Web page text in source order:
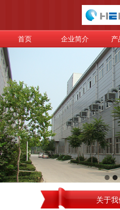
首页 企业简介 产
关于